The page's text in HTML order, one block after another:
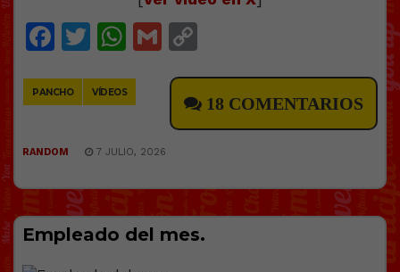
Facebook
Twitter
WhatsApp
Gmail
PANCHO VÍDEOS
18 COMENTARIOS
RANDOM 7 JULIO, 2026
Empleado del mes.